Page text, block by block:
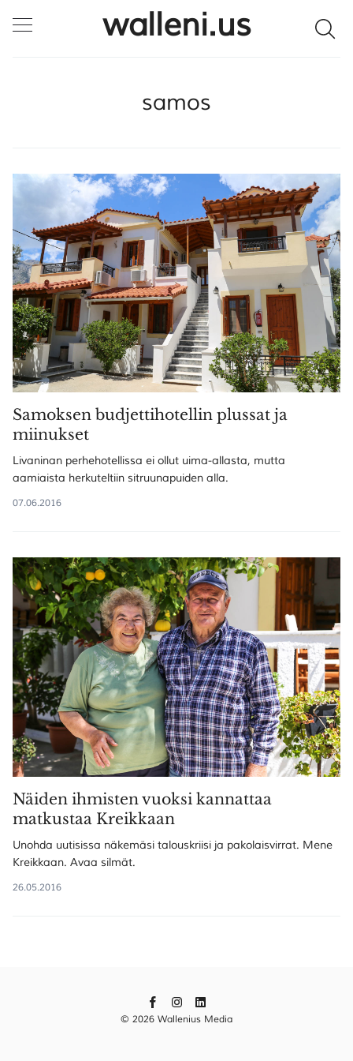
walleni.us
samos
Samoksen budjettihotellin plussat ja
miinukset
Livaninan perhehotellissa ei ollut uima-allasta, mutta
aamiaista herkuteltiin sitruunapuiden alla.
07.06.2016
Näiden ihmisten vuoksi kannattaa
matkustaa Kreikkaan
Unohda uutisissa näkemäsi talouskriisi ja pakolaisvirrat. Mene
Kreikkaan. Avaa silmät.
26.05.2016
© 2026 Wallenius Media